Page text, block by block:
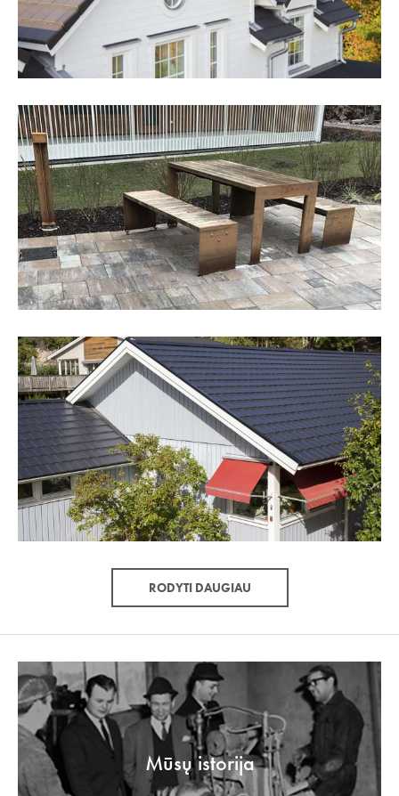
RODYTI DAUGIAU
Mūsų istorija